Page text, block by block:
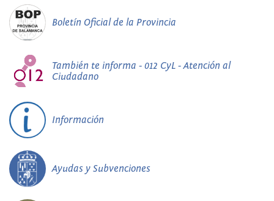
Boletín Oficial de la Provincia
También te informa - 012 CyL - Atención al
Ciudadano
Información
Ayudas y Subvenciones